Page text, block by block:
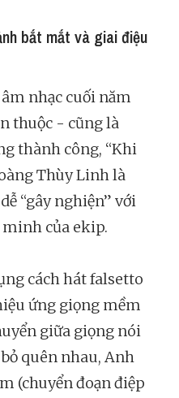
bắt mắt và giai điệu
nhạc cuối năm
thuộc - cũng là
thành công, “Khi
Thùy Linh là
“gây nghiện” với
của ekip.
cách hát falsetto
ứng giọng mềm
giữa giọng nói
quên nhau, Anh
(chuyển đoạn điệp